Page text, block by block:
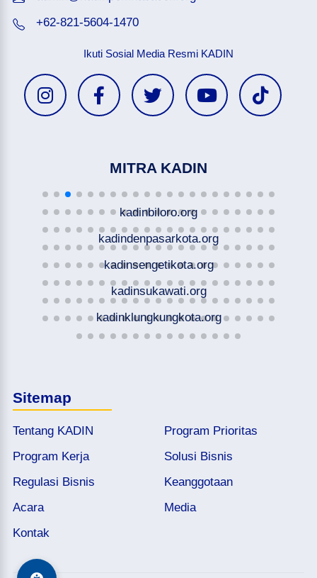
+62-821-5604-1470
Ikuti Sosial Media Resmi KADIN
MITRA KADIN
kadinbiloro.org
kadindenpasarkota.org
kadinsengetikota.org
kadinsukawati.org
kadinklungkungkota.org
Sitemap
Tentang KADIN
Program Prioritas
Program Kerja
Solusi Bisnis
Regulasi Bisnis
Keanggotaan
Acara
Media
Kontak